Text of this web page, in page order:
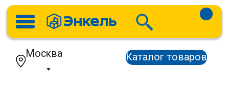
Каталог товаров
Москва